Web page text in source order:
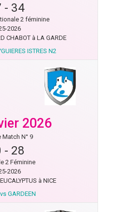
- 34
2 féminine
2026
CHABOT à LA GARDE
ISTRES N2
2026
Match N° 9
- 28
2 Féminine
2026
à NICE
GARDEEN